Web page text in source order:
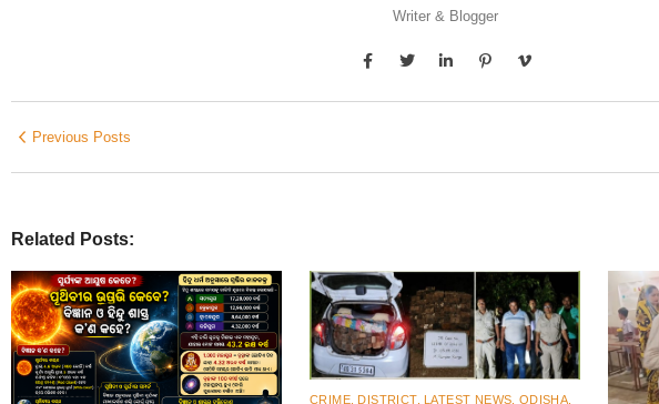
Writer & Blogger
Previous Posts
Related Posts:
CRIME DISTRICT, LATEST NEWS ODISHA